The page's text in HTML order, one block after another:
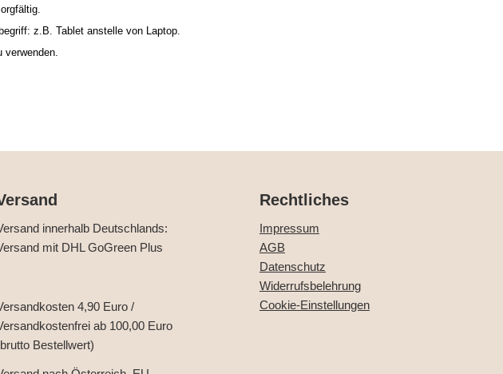
z.B. Tablet anstelle von Laptop.
verwenden.
innerhalb Deutschlands:
mit DHL GoGreen Plus
4,90 Euro /
ab 100,00 Euro
Bestellwert)
Rechtliches
Impressum
AGB
Datenschutz
Widerrufsbelehrung
Cookie-Einstellungen